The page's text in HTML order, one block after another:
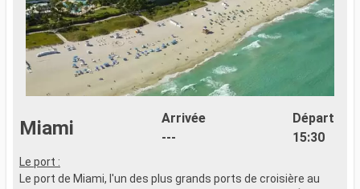
Miami
Arrivée
---
Départ
15:30
Le port :
Le port de Miami, l'un des plus grands ports de croisière au